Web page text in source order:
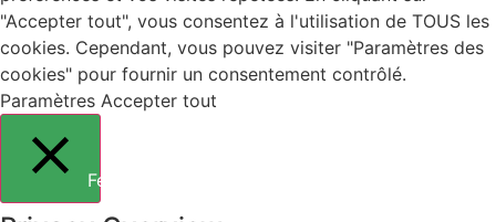
"Accepter tout", vous consentez à l'utilisation de TOUS les
cookies. Cependant, vous pouvez visiter "Paramètres des
cookies" pour fournir un consentement contrôlé.
Paramètres Accepter tout
Fermer